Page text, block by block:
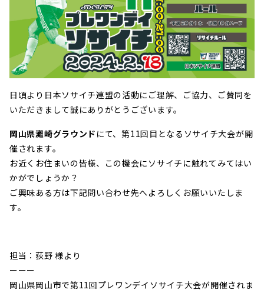
日頃より日本ソサイチ連盟の活動にご理解、ご協力、ご賛同を
いただきまして誠にありがとうございます。
岡山県灘崎グラウンド にて、第11回目となるソサイチ大会が開
催されます。
お近くお住まいの皆様、この機会にソサイチに触れてみてはい
かがでしょうか？
ご興味ある方は下記問い合わせ先へよろしくお願いいたしま
す。
担当：荻野 様より
ーーー
岡山県岡山市で第11回プレワンデイソサイチ大会が開催されま